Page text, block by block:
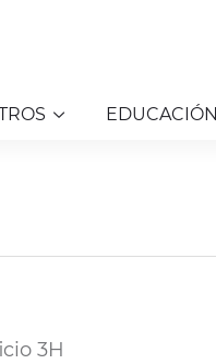
EDUCACIÓN
3H